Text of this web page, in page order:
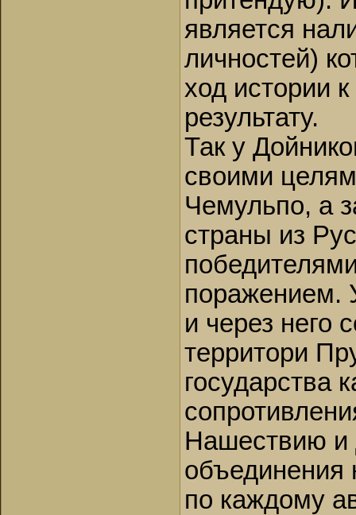
является
личностей)
ход истории
результату.
Так у
своими
Чемульпо, а
страны из
поражением.
и через него
территори
государства
Нашествию и
объединения
по каждому